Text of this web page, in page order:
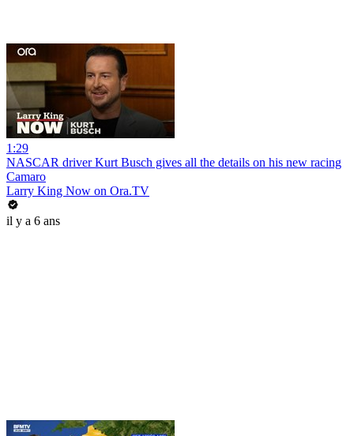
1:29
NASCAR driver Kurt Busch gives all the details on his new racing
Camaro
Larry King Now on Ora.TV
il y a 6 ans